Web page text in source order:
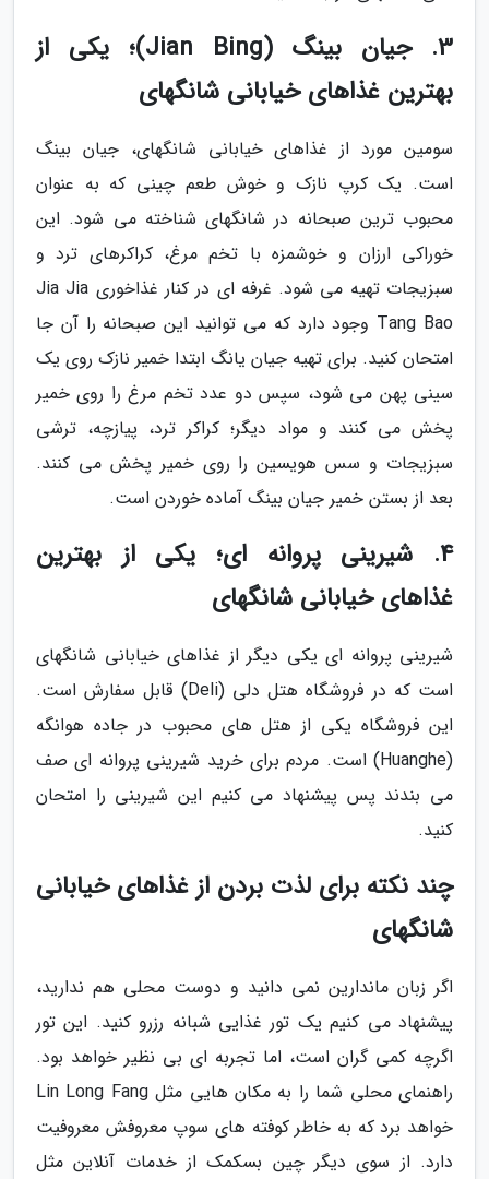
3. جیان بینگ (Jian Bing)؛ یکی از
بهترین غذاهای خیابانی شانگهای
سومین مورد از غذاهای خیابانی شانگهای، جیان بینگ
است. یک کرپ نازک و خوش طعم چینی که به عنوان
محبوب ترین صبحانه در شانگهای شناخته می شود. این
خوراکی ارزان و خوشمزه با تخم مرغ، کراکرهای ترد و
سبزیجات تهیه می شود. غرفه ای در کنار غذاخوری Jia Jia
Tang Bao وجود دارد که می توانید این صبحانه را آن جا
امتحان کنید. برای تهیه جیان یانگ ابتدا خمیر نازک روی یک
سینی پهن می شود، سپس دو عدد تخم مرغ را روی خمیر
پخش می کنند و مواد دیگر؛ کراکر ترد، پیازچه، ترشی
سبزیجات و سس هویسین را روی خمیر پخش می کنند.
بعد از بستن خمیر جیان بینگ آماده خوردن است.
4. شیرینی پروانه ای؛ یکی از بهترین
غذاهای خیابانی شانگهای
شیرینی پروانه ای یکی دیگر از غذاهای خیابانی شانگهای
است که در فروشگاه هتل دلی (Deli) قابل سفارش است.
این فروشگاه یکی از هتل های محبوب در جاده هوانگه
(Huanghe) است. مردم برای خرید شیرینی پروانه ای صف
می بندند پس پیشنهاد می کنیم این شیرینی را امتحان
کنید.
چند نکته برای لذت بردن از غذاهای خیابانی
شانگهای
اگر زبان ماندارین نمی دانید و دوست محلی هم ندارید،
پیشنهاد می کنیم یک تور غذایی شبانه رزرو کنید. این تور
اگرچه کمی گران است، اما تجربه ای بی نظیر خواهد بود.
راهنمای محلی شما را به مکان هایی مثل Lin Long Fang
خواهد برد که به خاطر کوفته های سوپ معروفش معروفیت
دارد. از سوی دیگر چین بسکمک از خدمات آنلاین مثل